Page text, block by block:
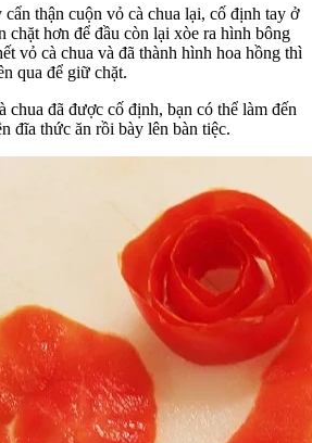
cẩn thận cuộn vỏ cà chua lại, cố định tay ở
chặt hơn để đầu còn lại xòe ra hình bông
vỏ cà chua và đã thành hình hoa hồng thì
qua để giữ chặt.
chua đã được cố định, bạn có thể làm đến
đĩa thức ăn rồi bày lên bàn tiệc.